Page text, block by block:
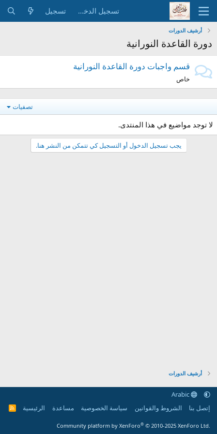
تسجيل الدخول تسجيل
أرشيف الدورات
دورة القاعدة النورانية
قسم واجبات دورة القاعدة النورانية
خاص
تصفيات
لا توجد مواضيع في هذا المنتدى.
يجب تسجيل الدخول أو التسجيل كي تتمكن من النشر هنا.
أرشيف الدورات
Arabic
إتصل بنا
الشروط والقوانين سياسة الخصوصية مساعدة الرئيسية
R
Community platform by XenForo® © 2010-2025 XenForo Ltd.